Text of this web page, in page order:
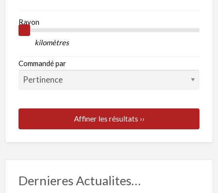
Rayon
kilomètres
Commandé par
Affiner les résultats ››
Dernieres Actualites…